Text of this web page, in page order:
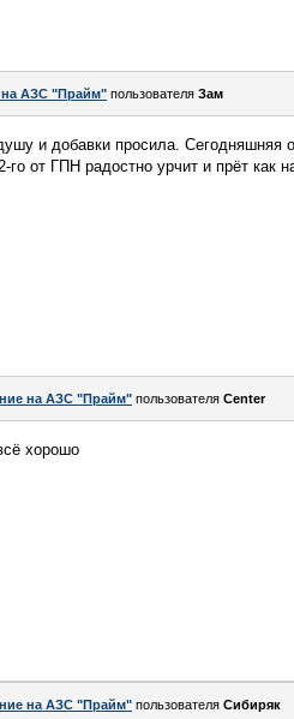
АЗС "Прайм" пользователя Зам
и добавки просила. Сегодняшняя
от ГПН радостно урчит и прёт как
на АЗС "Прайм" пользователя Center
хорошо
на АЗС "Прайм" пользователя Сибиряк